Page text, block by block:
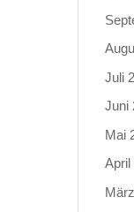
Juli
Juni
Mai
April